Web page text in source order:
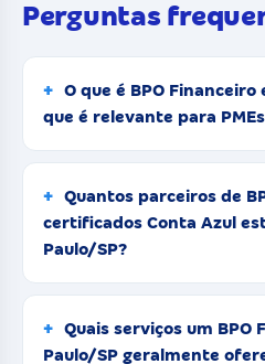
Perguntas
O que é BPO Financeiro
que é relevante para
Quantos parceiros de
certificados Conta Azul
Paulo/SP?
Quais serviços um BPO
Paulo/SP geralmente